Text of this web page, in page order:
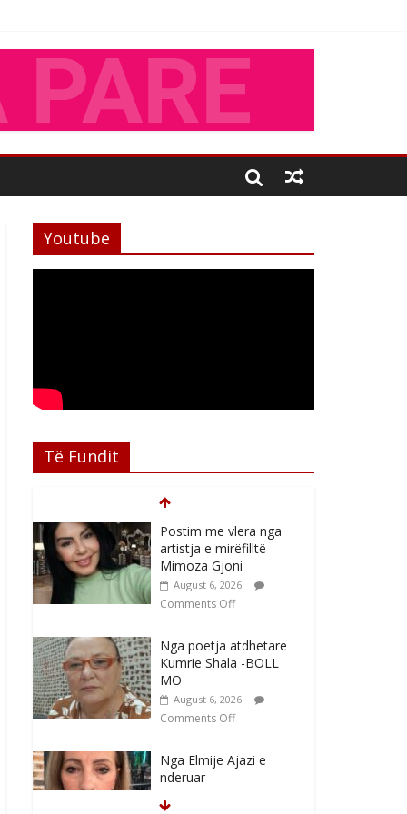
Youtube
Të Fundit
Postim me vlera nga
artistja e mirëfilltë
Mimoza Gjoni
August 6, 2026
Comments Off
Nga poetja atdhetare
Kumrie Shala -BOLL
MO
August 6, 2026
Comments Off
Nga Elmije Ajazi e
nderuar